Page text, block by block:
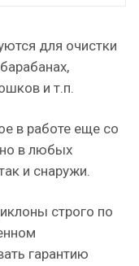
для очистки
и т.п.
в работе еще со
в любых
и снаружи.
строго по
гарантию